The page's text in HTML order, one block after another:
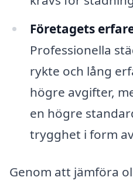
Företagets
Professionella
rykte och lång
högre avgifter,
en högre
trygghet i form
Genom att jämföra